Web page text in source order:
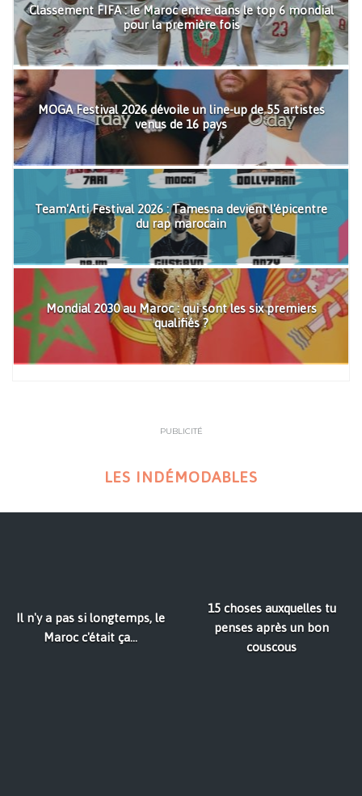
Classement FIFA : le Maroc entre dans le top 6 mondial
pour la première fois
MOGA Festival 2026 dévoile un line-up de 55 artistes
venus de 16 pays
Team'Arti Festival 2026 : Tamesna devient l'épicentre
du rap marocain
Mondial 2030 au Maroc : qui sont les six premiers
qualifiés ?
PUBLICITÉ
LES INDÉMODABLES
Il n'y a pas si longtemps, le
Maroc c'était ça...
15 choses auxquelles tu
penses après un bon
couscous